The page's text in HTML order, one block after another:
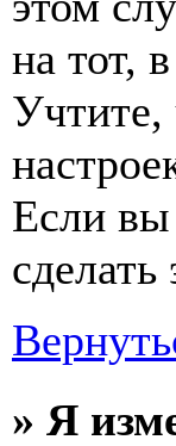
на тот,
Учтите,
Если вы
сделать
» Я